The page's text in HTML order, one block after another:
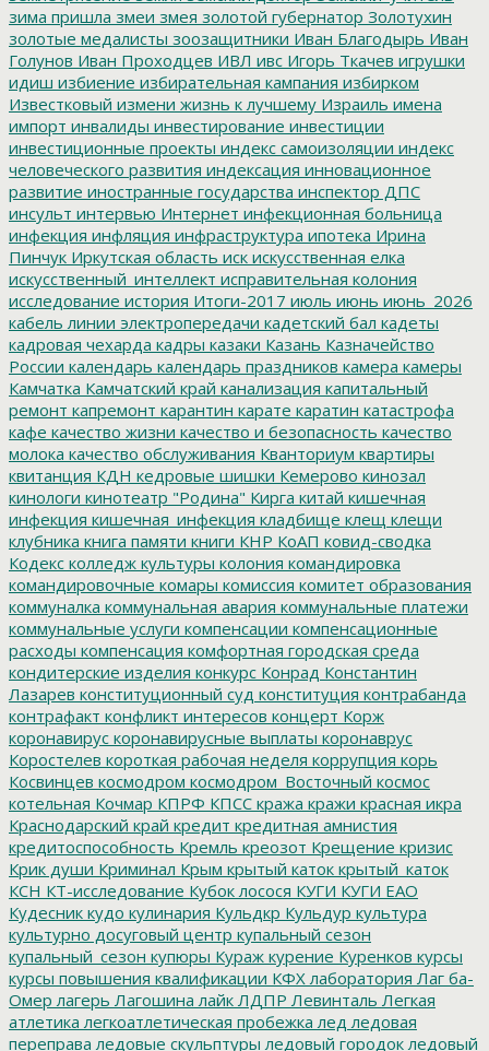
зима пришла змеи змея золотой губернатор Золотухин
золотые медалисты зоозащитники Иван Благодырь Иван
Голунов Иван Проходцев ИВЛ ивс Игорь Ткачев игрушки
идиш избиение избирательная кампания избирком
Известковый измени жизнь к лучшему Израиль имена
импорт инвалиды инвестирование инвестиции
инвестиционные проекты индекс самоизоляции индекс
человеческого развития индексация инновационное
развитие иностранные государства инспектор ДПС
инсульт интервью Интернет инфекционная больница
инфекция инфляция инфраструктура ипотека Ирина
Пинчук Иркутская область иск искусственная елка
искусственный_интеллект исправительная колония
исследование история Итоги-2017 июль июнь июнь_2026
кабель линии электропередачи кадетский бал кадеты
кадровая чехарда кадры казаки Казань Казначейство
России календарь календарь праздников камера камеры
Камчатка Камчатский край канализация капитальный
ремонт капремонт карантин карате каратин катастрофа
кафе качество жизни качество и безопасность качество
молока качество обслуживания Кванториум квартиры
квитанция КДН кедровые шишки Кемерово кинозал
кинологи кинотеатр "Родина" Кирга китай кишечная
инфекция кишечная_инфекция кладбище клещ клещи
клубника книга памяти книги КНР КоАП ковид-сводка
Кодекс колледж культуры колония командировка
командировочные комары комиссия комитет образования
коммуналка коммунальная авария коммунальные платежи
коммунальные услуги компенсации компенсационные
расходы компенсация комфортная городская среда
кондитерские изделия конкурс Конрад Константин
Лазарев конституционный суд конституция контрабанда
контрафакт конфликт интересов концерт Корж
коронавирус коронавирусные выплаты коронаврус
Коростелев короткая рабочая неделя коррупция корь
Косвинцев космодром космодром_Восточный космос
котельная Кочмар КПРФ КПСС кража кражи красная икра
Краснодарский край кредит кредитная амнистия
кредитоспособность Кремль креозот Крещение кризис
Крик души Криминал Крым крытый каток крытый_каток
КСН КТ-исследование Кубок лосося КУГИ КУГИ ЕАО
Кудесник кудо кулинария Кульдкр Кульдур культура
культурно досуговый центр купальный сезон
купальный_сезон купюры Кураж курение Куренков курсы
курсы повышения квалификации КФХ лаборатория Лаг ба-
Омер лагерь Лагошина лайк ЛДПР Левинталь Легкая
атлетика легкоатлетическая пробежка лед ледовая
переправа ледовые скульптуры ледовый городок ледовый